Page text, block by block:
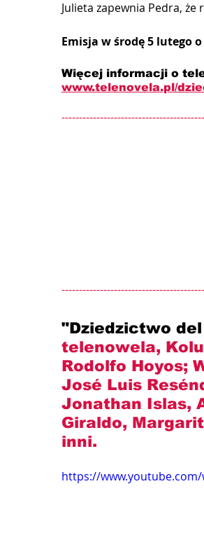
Julieta zapewnia Pedra,
Emisja w środę 5 lutego
Więcej informacji o
www.telenovela.pl/
"Dziedzictwo
telenowela,
Rodolfo Hoyos;
José Luis
Jonathan Islas,
Giraldo,
inni.
https://www.youtube.com/